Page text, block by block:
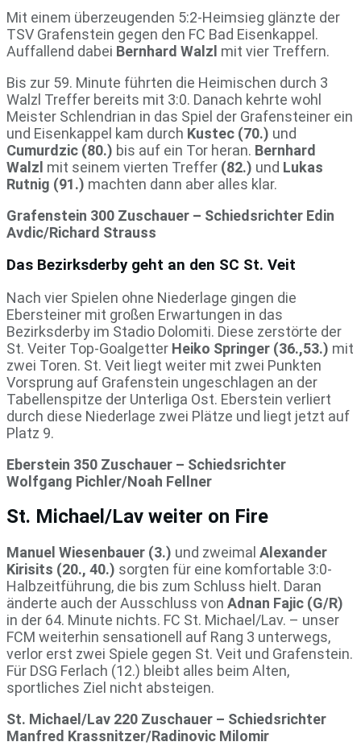
Mit einem überzeugenden 5:2-Heimsieg glänzte der
TSV Grafenstein gegen den FC Bad Eisenkappel.
Auffallend dabei Bernhard Walzl mit vier Treffern.
Bis zur 59. Minute führten die Heimischen durch 3
Walzl Treffer bereits mit 3:0. Danach kehrte wohl
Meister Schlendrian in das Spiel der Grafensteiner ein
und Eisenkappel kam durch Kustec (70.) und
Cumurdzic (80.) bis auf ein Tor heran. Bernhard
Walzl mit seinem vierten Treffer (82.) und Lukas
Rutnig (91.) machten dann aber alles klar.
Grafenstein 300 Zuschauer – Schiedsrichter Edin
Avdic/Richard Strauss
Das Bezirksderby geht an den SC St. Veit
Nach vier Spielen ohne Niederlage gingen die
Ebersteiner mit großen Erwartungen in das
Bezirksderby im Stadio Dolomiti. Diese zerstörte der
St. Veiter Top-Goalgetter Heiko Springer (36.,53.) mit
zwei Toren. St. Veit liegt weiter mit zwei Punkten
Vorsprung auf Grafenstein ungeschlagen an der
Tabellenspitze der Unterliga Ost. Eberstein verliert
durch diese Niederlage zwei Plätze und liegt jetzt auf
Platz 9.
Eberstein 350 Zuschauer – Schiedsrichter
Wolfgang Pichler/Noah Fellner
St. Michael/Lav weiter on Fire
Manuel Wiesenbauer (3.) und zweimal Alexander
Kirisits (20., 40.) sorgten für eine komfortable 3:0-
Halbzeitführung, die bis zum Schluss hielt. Daran
änderte auch der Ausschluss von Adnan Fajic (G/R)
in der 64. Minute nichts. FC St. Michael/Lav. – unser
FCM weiterhin sensationell auf Rang 3 unterwegs,
verlor erst zwei Spiele gegen St. Veit und Grafenstein.
Für DSG Ferlach (12.) bleibt alles beim Alten,
sportliches Ziel nicht absteigen.
St. Michael/Lav 220 Zuschauer – Schiedsrichter
Manfred Krassnitzer/Radinovic Milomir